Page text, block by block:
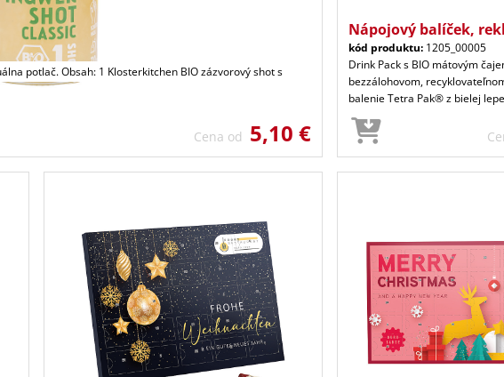
potlač. Obsah: 1 Klosterkitchen BIO zázvorový shot s
Cena od 5,10 €
Nápojový balíček,
kód produktu: 1205_00005
Drink Pack s BIO mátovým
bezzálohovom,
balenie Tetra Pak® z bielej